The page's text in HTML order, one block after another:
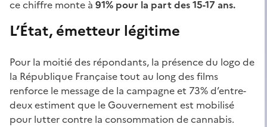
ce chiffre monte à 91% pour la part des 15-17 ans.
L’État, émetteur légitime
Pour la moitié des répondants, la présence du logo de
la République Française tout au long des films
renforce le message de la campagne et 73% d’entre-
deux estiment que le Gouvernement est mobilisé
pour lutter contre la consommation de cannabis.